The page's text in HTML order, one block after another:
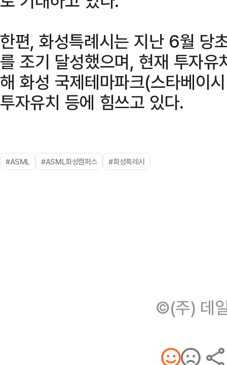
한편, 화성특례시는 지난 6월 당
를 조기 달성했으며, 현재 투자
해 화성 국제테마파크(스타베이
투자유치 등에 힘쓰고 있다.
#ASML #ASML화성캠퍼스 #화성특례시
©(주) 데